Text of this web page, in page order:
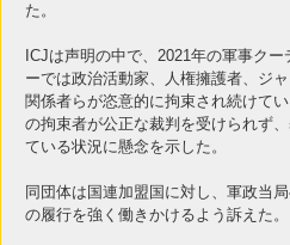
た。
ICJは声明の中で、2021年の軍事ク
ーでは政治活動家、人権擁護者、ジ
関係者らが恣意的に拘束され続けて
の拘束者が公正な裁判を受けられず
ている状況に懸念を示した。
同団体は国連加盟国に対し、軍政当
の履行を強く働きかけるよう訴えた。